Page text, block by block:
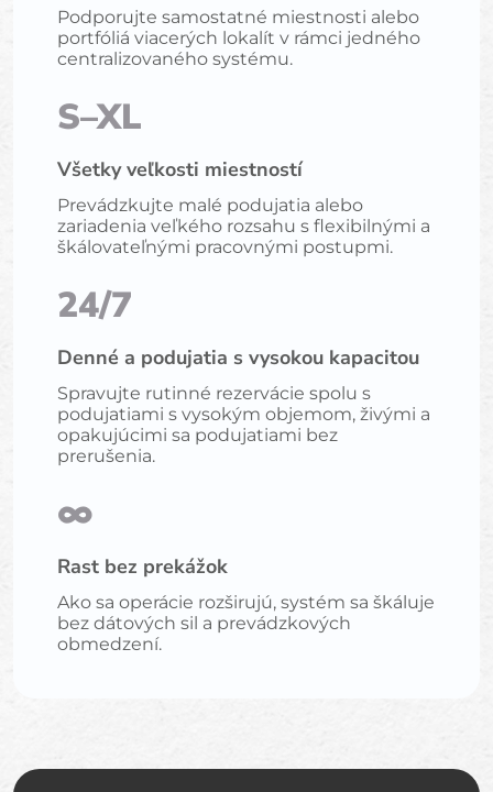
Podporujte samostatné miestnosti alebo
portfóliá viacerých lokalít v rámci jedného
centralizovaného systému.
S–XL
Všetky veľkosti miestností
Prevádzkujte malé podujatia alebo
zariadenia veľkého rozsahu s flexibilnými a
škálovateľnými pracovnými postupmi.
24/7
Denné a podujatia s vysokou kapacitou
Spravujte rutinné rezervácie spolu s
podujatiami s vysokým objemom, živými a
opakujúcimi sa podujatiami bez
prerušenia.
∞
Rast bez prekážok
Ako sa operácie rozširujú, systém sa škáluje
bez dátových sil a prevádzkových
obmedzení.